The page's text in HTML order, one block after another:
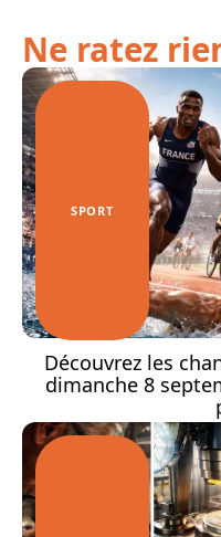
Ne ratez
SPORT
Découvrez les
dimanche 8